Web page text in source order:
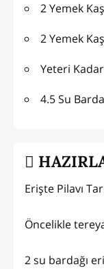
2 Yemek
2 Yemek
Yeteri
4.5 Su
Erişte Pilavı
Öncelikle
2 su bardağı